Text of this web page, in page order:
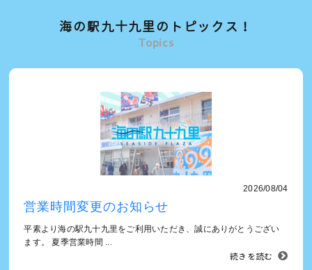
海の駅九十九里のトピックス！
Topics
2026/08/04
営業時間変更のお知らせ
平素より海の駅九十九里をご利用いただき、誠にありがとうござい
ます。 夏季営業時間 ...
続きを読む